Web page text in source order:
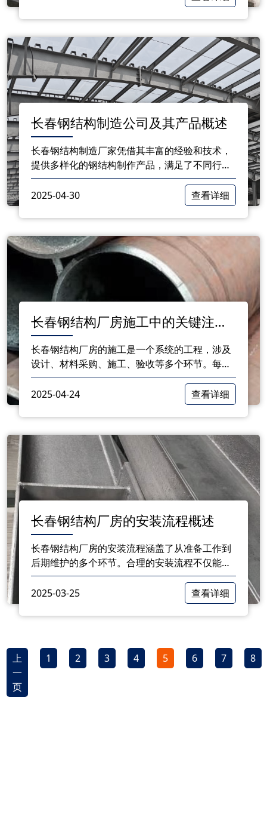
长春钢结构制造公司及其产品概述
长春钢结构制造厂家凭借其丰富的经验和技术，
提供多样化的钢结构制作产品，满足了不同行业
的需求。无论是大型公共建筑还是小型工业项
目，钢结构都以其独特的优势在建筑行业中占据
2025-04-30 查看详细
长春钢结构厂房施工中的关键注意
事项
长春钢结构厂房的施工是一个系统的工程，涉及
设计、材料采购、施工、验收等多个环节。每一
个环节都需要严格把控，确保施工质量和安全。
在施工过程中，设计阶段的合理规划、材料采购
2025-04-24 查看详细
长春钢结构厂房的安装流程概述
长春钢结构厂房的安装流程涵盖了从准备工作到
后期维护的多个环节。合理的安装流程不仅能够
提高施工效率，还能确保建筑的安全和耐用。通
过规范操作和严格管理，各参与方能够有效项目
2025-03-25 查看详细
上
一
页
1 2 3 4 5 6 7 8